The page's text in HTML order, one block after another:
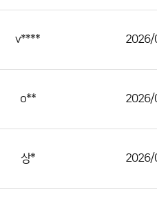
v**** 2026/
o** 2026/
상* 2026/